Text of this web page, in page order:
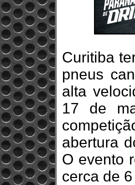
Curitiba
pneus
alta
17 de
abertura
O evento
cerca de